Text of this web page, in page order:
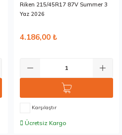
Riken 215/45R17 87V Summer 3
Yaz 2026
4.186,00 ₺
Karşılaştır
Ücretsiz Kargo